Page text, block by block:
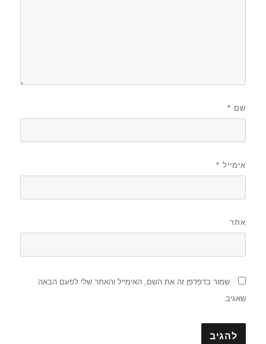
שם *
אימייל *
אתר
שמור בדפדפן זה את השם, האימייל והאתר שלי לפעם הבאה
שאגיב.